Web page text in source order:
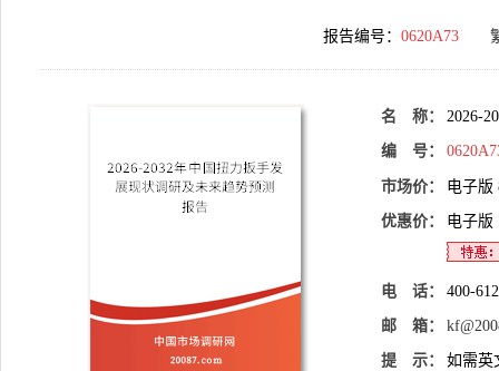
报告编号： 0620A73
名 称： 2026-
编 号：
市场价： 电子版
优惠价： 电子版
电 话： 400-
邮 箱：
提 示： 如需英